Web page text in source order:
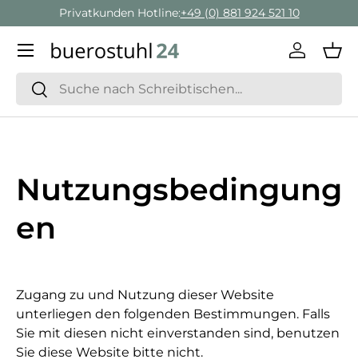
Direkt zum Inhalt
Privatkunden Hotline:+49 (0) 881 924 521 10
Suchen
Suchen
Menü
Nutzungsbedingung
en
Zugang zu und Nutzung dieser Website
unterliegen den folgenden Bestimmungen. Falls
Sie mit diesen nicht einverstanden sind, benutzen
Sie diese Website bitte nicht.